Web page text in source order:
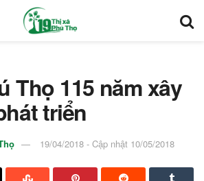
Thọ 115 năm xây
triển
19/04/2018 - Cập nhật 10/05/2018